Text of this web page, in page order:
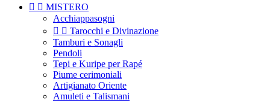
  MISTERO
Acchiappasogni
  Tarocchi e Divinazione
Tamburi e Sonagli
Pendoli
Tepi e Kuripe per Rapé
Piume cerimoniali
Artigianato Oriente
Amuleti e Talismani